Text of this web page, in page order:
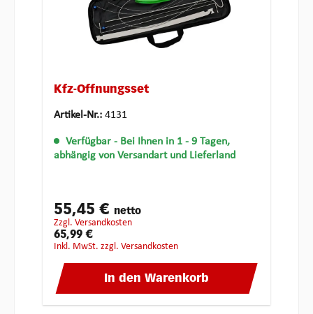
Kfz-Öffnungsset
Artikel-Nr.: 4131
Verfügbar - Bei Ihnen in 1 - 9 Tagen,
abhängig von Versandart und Lieferland
55,45 € netto
zzgl. Versandkosten
65,99 €
inkl. MwSt. zzgl. Versandkosten
In den Warenkorb